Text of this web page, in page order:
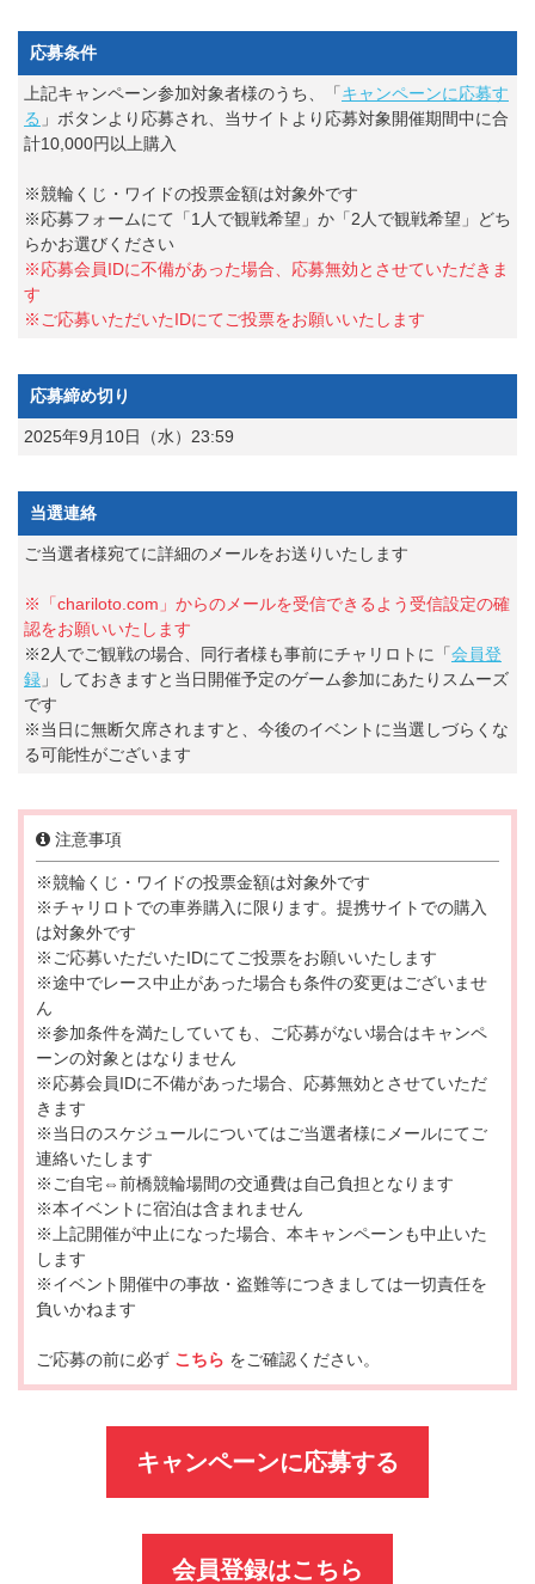
応募条件
上記キャンペーン参加対象者様のうち、「キャンペーンに応募す
る 」ボタンより応募され、当サイトより応募対象開催期間中に合
計10,000円以上購入
※競輪くじ・ワイドの投票金額は対象外です
※応募フォームにて「1人で観戦希望」か「2人で観戦希望」どち
らかお選びください
※応募会員IDに不備があった場合、応募無効とさせていただきま
す
※ご応募いただいたIDにてご投票をお願いいたします
応募締め切り
2025年9月10日（水）23:59
当選連絡
ご当選者様宛てに詳細のメールをお送りいたします
※「chariloto.com」からのメールを受信できるよう受信設定の確
認をお願いいたします
※2人でご観戦の場合、同行者様も事前にチャリロトに「会員登
録 」しておきますと当日開催予定のゲーム参加にあたりスムーズ
です
※当日に無断欠席されますと、今後のイベントに当選しづらくな
る可能性がございます
注意事項
※競輪くじ・ワイドの投票金額は対象外です
※チャリロトでの車券購入に限ります。提携サイトでの購入
は対象外です
※ご応募いただいたIDにてご投票をお願いいたします
※途中でレース中止があった場合も条件の変更はございませ
ん
※参加条件を満たしていても、ご応募がない場合はキャンペ
ーンの対象とはなりません
※応募会員IDに不備があった場合、応募無効とさせていただ
きます
※当日のスケジュールについてはご当選者様にメールにてご
連絡いたします
※ご自宅⇔前橋競輪場間の交通費は自己負担となります
※本イベントに宿泊は含まれません
※上記開催が中止になった場合、本キャンペーンも中止いた
します
※イベント開催中の事故・盗難等につきましては一切責任を
負いかねます
ご応募の前に必ず こちら をご確認ください。
キャンペーンに応募する
会員登録はこちら